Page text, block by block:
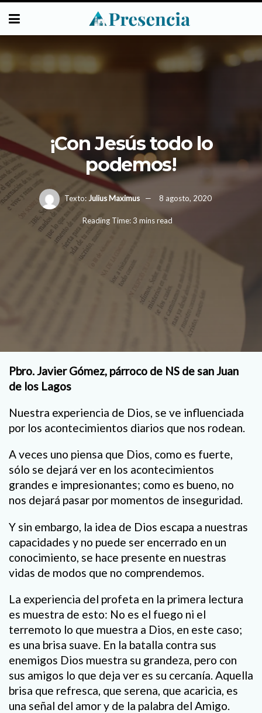
¡Con Jesús todo lo
podemos!
Texto: Julius Maximus 8 agosto, 2020
Reading Time: 3 mins read
Pbro. Javier Gómez, párroco de NS de san Juan
de los Lagos
Nuestra experiencia de Dios, se ve influenciada
por los acontecimientos diarios que nos rodean.
A veces uno piensa que Dios, como es fuerte,
sólo se dejará ver en los acontecimientos
grandes e impresionantes; como es bueno, no
nos dejará pasar por momentos de inseguridad.
Y sin embargo, la idea de Dios escapa a nuestras
capacidades y no puede ser encerrado en un
conocimiento, se hace presente en nuestras
vidas de modos que no comprendemos.
La experiencia del profeta en la primera lectura
es muestra de esto: No es el fuego ni el
terremoto lo que muestra a Dios, en este caso;
es una brisa suave. En la batalla contra sus
enemigos Dios muestra su grandeza, pero con
sus amigos lo que deja ver es su cercanía. Aquella
brisa que refresca, que serena, que acaricia, es
una señal del amor y de la palabra del Amigo.